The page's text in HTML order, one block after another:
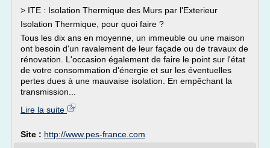
> ITE : Isolation Thermique des Murs par l'Exterieur
Isolation Thermique, pour quoi faire ?
Tous les dix ans en moyenne, un immeuble ou une maison
ont besoin d'un ravalement de leur façade ou de travaux de
rénovation. L'occasion également de faire le point sur l'état
de votre consommation d'énergie et sur les éventuelles
pertes dues à une mauvaise isolation. En empêchant la
transmission...
Lire la suite
Site : http://www.pes-france.com